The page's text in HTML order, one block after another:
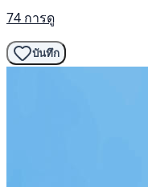
74 การดู
บันทึก